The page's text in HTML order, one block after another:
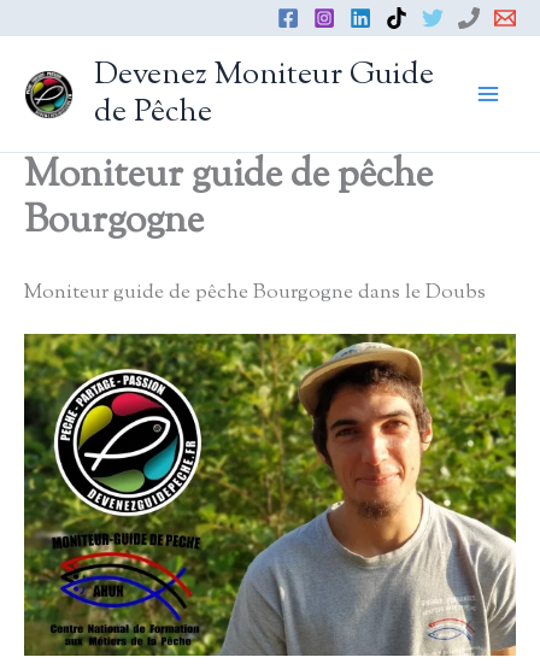
contenu
Devenez Moniteur Guide
de Pêche
Moniteur guide de pêche
Bourgogne
Moniteur guide de pêche Bourgogne dans le Doubs